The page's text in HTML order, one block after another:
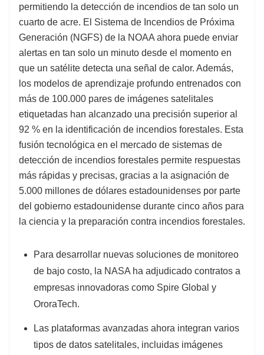
permitiendo la detección de incendios de tan solo un
cuarto de acre. El Sistema de Incendios de Próxima
Generación (NGFS) de la NOAA ahora puede enviar
alertas en tan solo un minuto desde el momento en
que un satélite detecta una señal de calor. Además,
los modelos de aprendizaje profundo entrenados con
más de 100.000 pares de imágenes satelitales
etiquetadas han alcanzado una precisión superior al
92 % en la identificación de incendios forestales. Esta
fusión tecnológica en el mercado de sistemas de
detección de incendios forestales permite respuestas
más rápidas y precisas, gracias a la asignación de
5.000 millones de dólares estadounidenses por parte
del gobierno estadounidense durante cinco años para
la ciencia y la preparación contra incendios forestales.
Para desarrollar nuevas soluciones de monitoreo
de bajo costo, la NASA ha adjudicado contratos a
empresas innovadoras como Spire Global y
OroraTech.
Las plataformas avanzadas ahora integran varios
tipos de datos satelitales, incluidas imágenes